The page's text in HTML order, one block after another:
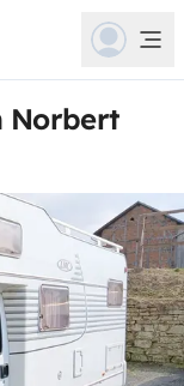
Norbert